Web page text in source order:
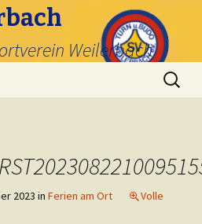
Weilerbach
Suche
nach:
2023 in Ferien am Ort
Volle